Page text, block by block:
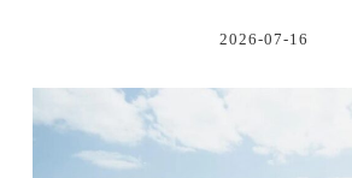
2026-07-16